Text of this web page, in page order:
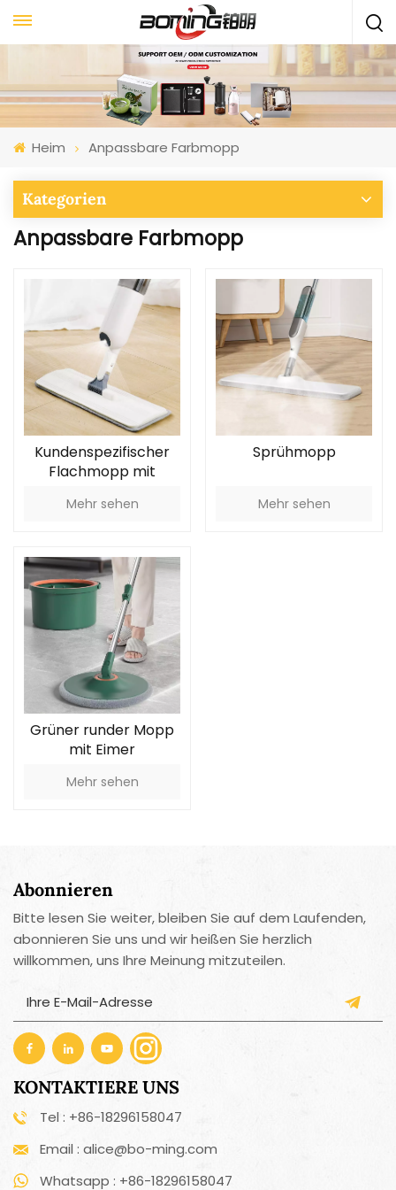
Heim Anpassbare Farbmopp
Kategorien
Anpassbare Farbmopp
Kundenspezifischer
Flachmopp mit
langem Griff
Mehr sehen
Sprühmopp
Mehr sehen
Grüner runder Mopp
mit Eimer
Mehr sehen
Abonnieren
Bitte lesen Sie weiter, bleiben Sie auf dem Laufenden,
abonnieren Sie uns und wir heißen Sie herzlich
willkommen, uns Ihre Meinung mitzuteilen.
KONTAKTIERE UNS
Tel : +86-18296158047
Email : alice@bo-ming.com
Whatsapp : +86-18296158047